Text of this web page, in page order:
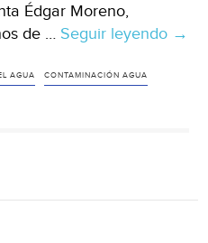
Édgar Moreno,
de … Seguir leyendo →
AGUA CONTAMINACIÓN AGUA